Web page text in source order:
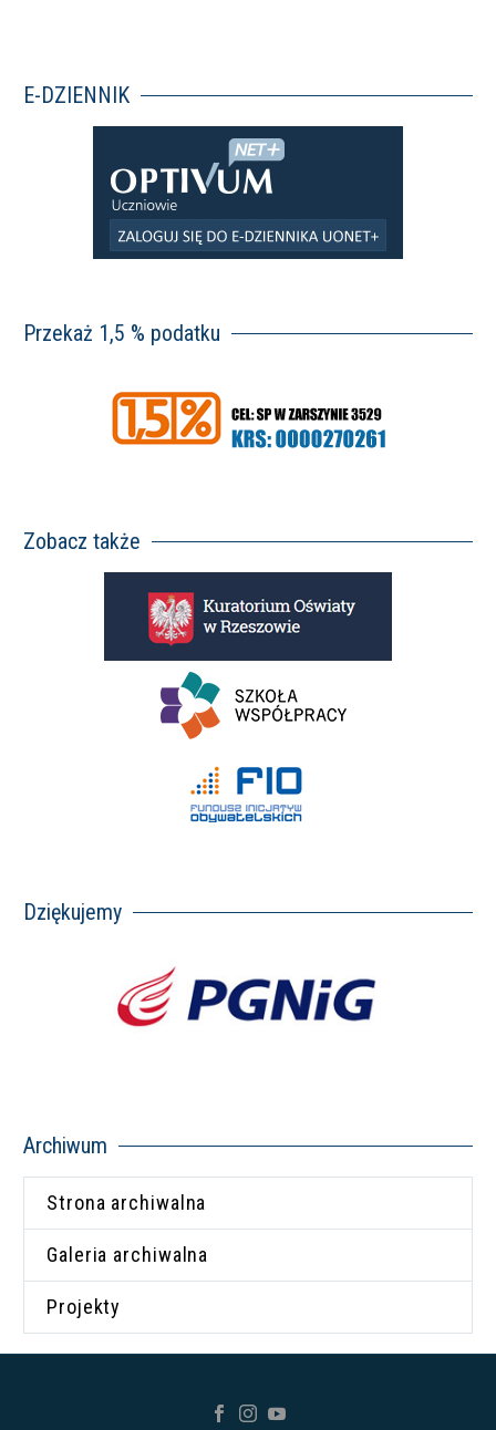
E-DZIENNIK
Przekaż 1,5 % podatku
Zobacz także
Dziękujemy
Archiwum
Strona archiwalna
Galeria archiwalna
Projekty